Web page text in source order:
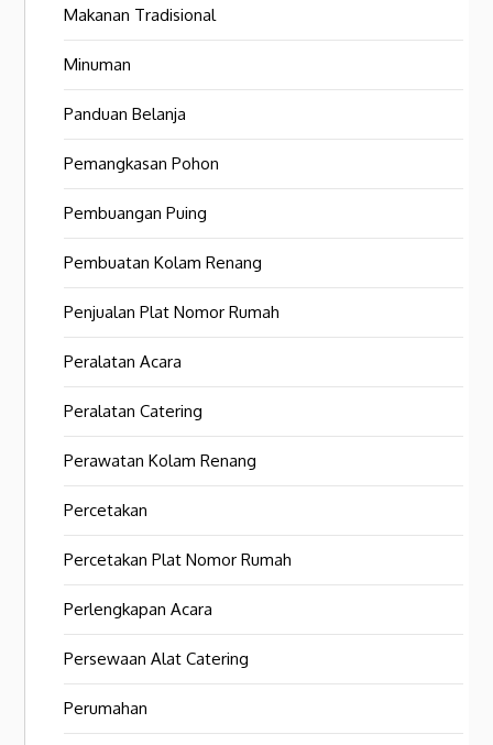
Makanan Tradisional
Minuman
Panduan Belanja
Pemangkasan Pohon
Pembuangan Puing
Pembuatan Kolam Renang
Penjualan Plat Nomor Rumah
Peralatan Acara
Peralatan Catering
Perawatan Kolam Renang
Percetakan
Percetakan Plat Nomor Rumah
Perlengkapan Acara
Persewaan Alat Catering
Perumahan